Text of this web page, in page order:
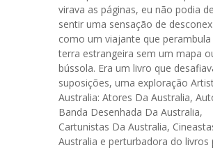
virava as páginas, eu não podia
sentir uma sensação de
como um viajante que
terra estrangeira sem um mapa
bússola. Era um livro que
suposições, uma exploração
Australia: Atores Da Australia,
Banda Desenhada Da Australia,
Cartunistas Da Australia,
Australia e perturbadora do livros